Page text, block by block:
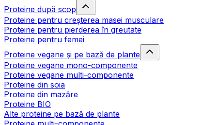
Proteine după scop
Proteine pentru creșterea masei musculare
Proteine pentru pierderea în greutate
Proteine pentru femei
Proteine vegane și pe bază de plante
Proteine vegane mono-componente
Proteine vegane multi-componente
Proteine din soia
Proteine din mazăre
Proteine BIO
Alte proteine pe bază de plante